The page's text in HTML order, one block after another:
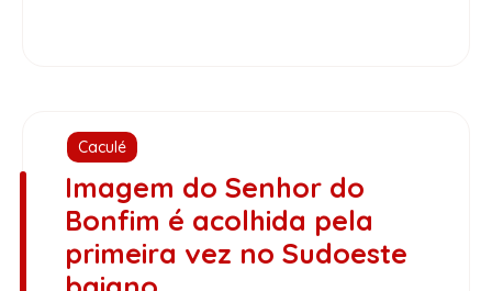
Caculé
Imagem do Senhor do
Bonfim é acolhida pela
primeira vez no Sudoeste